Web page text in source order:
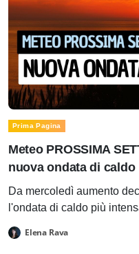
Prima Pagina
Meteo PROSSIMA
nuova ondata di caldo
Da mercoledì aumento
l'ondata di caldo più
Elena Rava